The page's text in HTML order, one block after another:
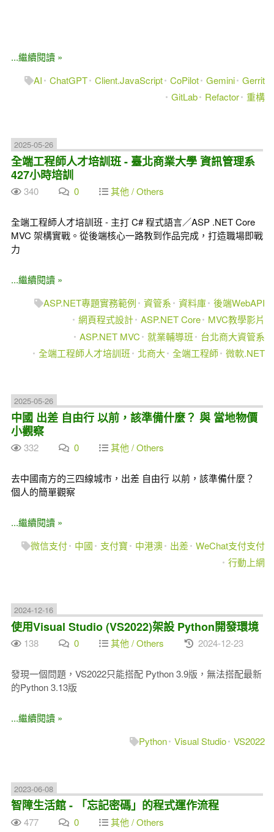
...繼續閱讀 »
AI
ChatGPT Client.JavaScript CoPilot Gemini Gerrit
GitLab
Refactor 重構
2025-05-26
全端工程師人才培訓班 - 臺北商業大學 資訊管理系
427小時培訓
340 0 其他 / Others
全端工程師人才培訓班 - 主打 C# 程式語言／ASP .NET Core
MVC 架構實戰。從後端核心一路教到作品完成，打造職場即戰
力
...繼續閱讀 »
ASP.NET專題實務範例
資管系 資料庫 後端WebAPI
網頁程式設計 ASP.NET Core
MVC教學影片
ASP.NET MVC
就業輔導班
台北商大資管系
全端工程師人才培訓班
北商大 全端工程師 微軟.NET
2025-05-26
中國 出差 自由行 以前，該準備什麼？ 與 當地物價
小觀察
332 0 其他 / Others
去中國南方的三四線城市，出差 自由行 以前，該準備什麼？
個人的簡單觀察
...繼續閱讀 »
微信支付
中國 支付寶 中港澳 出差 WeChat支付支付
行動上網
2024-12-16
使用Visual Studio (VS2022)架設 Python開發環境
138 0 其他 / Others 2024-12-23
發現一個問題，VS2022只能搭配 Python 3.9版，無法搭配最新
的Python 3.13版
...繼續閱讀 »
Python Visual Studio VS2022
2023-06-08
智障生活館 - 「忘記密碼」的程式運作流程
477 0 其他 / Others